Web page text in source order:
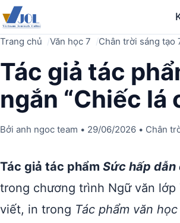
Trang chủ Văn học 7 Chân trời sáng tạo
Tác giả tác
ngắn “Chiếc lá
Bởi anh ngoc team • 29/06/2026 • Chân
Tác giả tác phẩm Sức hấp dẫn
trong chương trình Ngữ văn lớp
viết, in trong Tác phẩm văn